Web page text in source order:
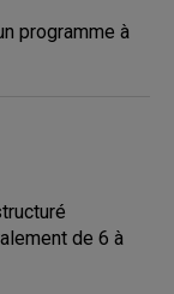
programme à
de 6 à